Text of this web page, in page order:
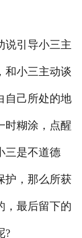
引导小三主
和小三主动谈
自己所处的地
时糊涂，点醒
三是不道德
护，那么所获
，最后留下的
?